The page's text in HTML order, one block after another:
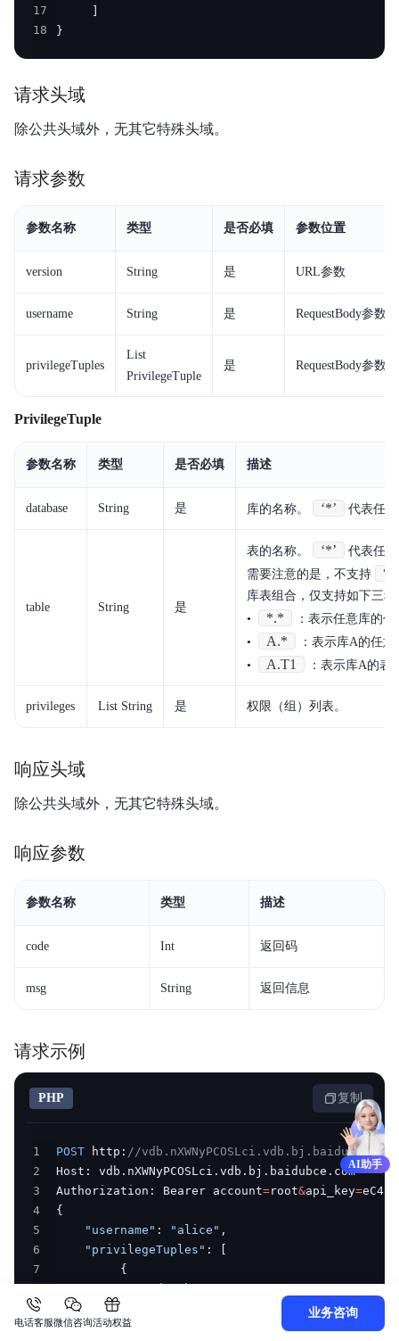
17
]
18
}
请求头域
除公共头域外，无其它特殊头域。
请求参数
参数名称 类型 是否必填 参数位置
version String 是 URL参数
username String 是 RequestBody参数
privilegeTuples
List
PrivilegeTuple
是 RequestBody参数
PrivilegeTuple
参数名称 类型 是否必填 描述
database String 是 库的名称。 ‘*’ 代表任
table String 是
表的名称。 ‘*’
代表任
需要注意的是，不支持
库表组合，仅支持如下三
•
*.*
：表示任意库的任
•
A.*
：表示库A的任意
•
A.T1 ：表示库A的表
privileges List String 是 权限（组）列表。
响应头域
除公共头域外，无其它特殊头域。
响应参数
参数名称 类型 描述
code Int 返回码
msg String 返回信息
请求示例
PHP 复制
1 POST http : //
2
Host : vdb . nXWNyPCOSLci . vdb . bj . baidubce .
3
Authorization : Bearer account=root&api_key=
4
{
5
"username" : "alice" ,
6
"privilegeTuples" :
[
7
{
8
"database": "*",
9
10
"QUERY" ,
AI助手
电话客服微信咨询活动权益
业务咨询